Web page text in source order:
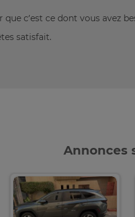
c’est ce dont vous avez
satisfait.
Annonces